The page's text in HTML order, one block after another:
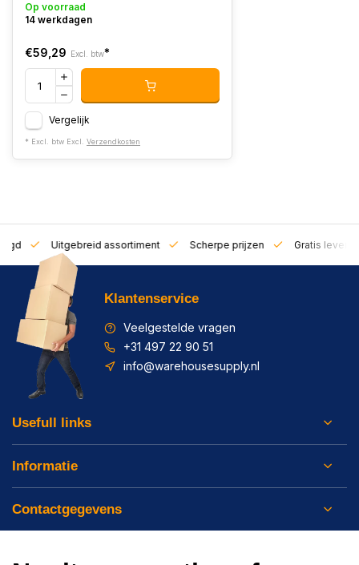
Op voorraad
14 werkdagen
€59,29 Excl. btw*
Vergelijk
* Excl. btw Excl. Verzendkosten
Uitgebreid assortiment Scherpe prijzen Gratis
Klantenservice
Veelgestelde vragen
+31 497 22 90 51
info@warehousesupply.nl
Usefull links
Informatie
Contactgegevens